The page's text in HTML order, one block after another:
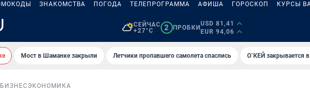
ЗНАКОМСТВА ПОГОДА ТЕЛЕПРОГРАММА АФИША ГОРОСКОП КУРСЫ
СЕЙЧАС
+27°C
2 ПРОБКИ
USD 81,41
EUR 94,06
Мост в Шаманке закрыли Летчики пропавшего самолета спаслись О`КЕЙ закрывается
БИЗНЕС ЭКОНОМИКА